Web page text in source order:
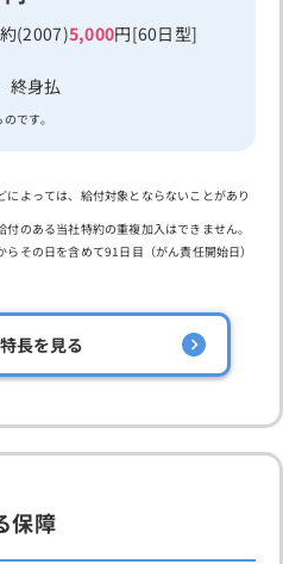
(2007)5,000円[60日型]
終身払
です。
よっては、給付対象とならないことがあり
のある当社特約の重複加入はできません。
その日を含めて91日目（がん責任開始日）
長を見る
保障